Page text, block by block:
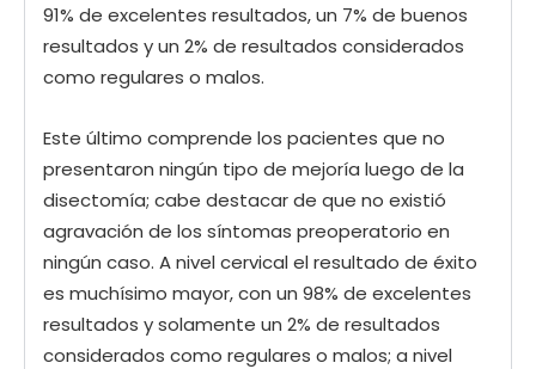
91% de excelentes resultados, un 7% de buenos
resultados y un 2% de resultados considerados
como regulares o malos.
Este último comprende los pacientes que no
presentaron ningún tipo de mejoría luego de la
disectomía; cabe destacar de que no existió
agravación de los síntomas preoperatorio en
ningún caso. A nivel cervical el resultado de éxito
es muchísimo mayor, con un 98% de excelentes
resultados y solamente un 2% de resultados
considerados como regulares o malos; a nivel